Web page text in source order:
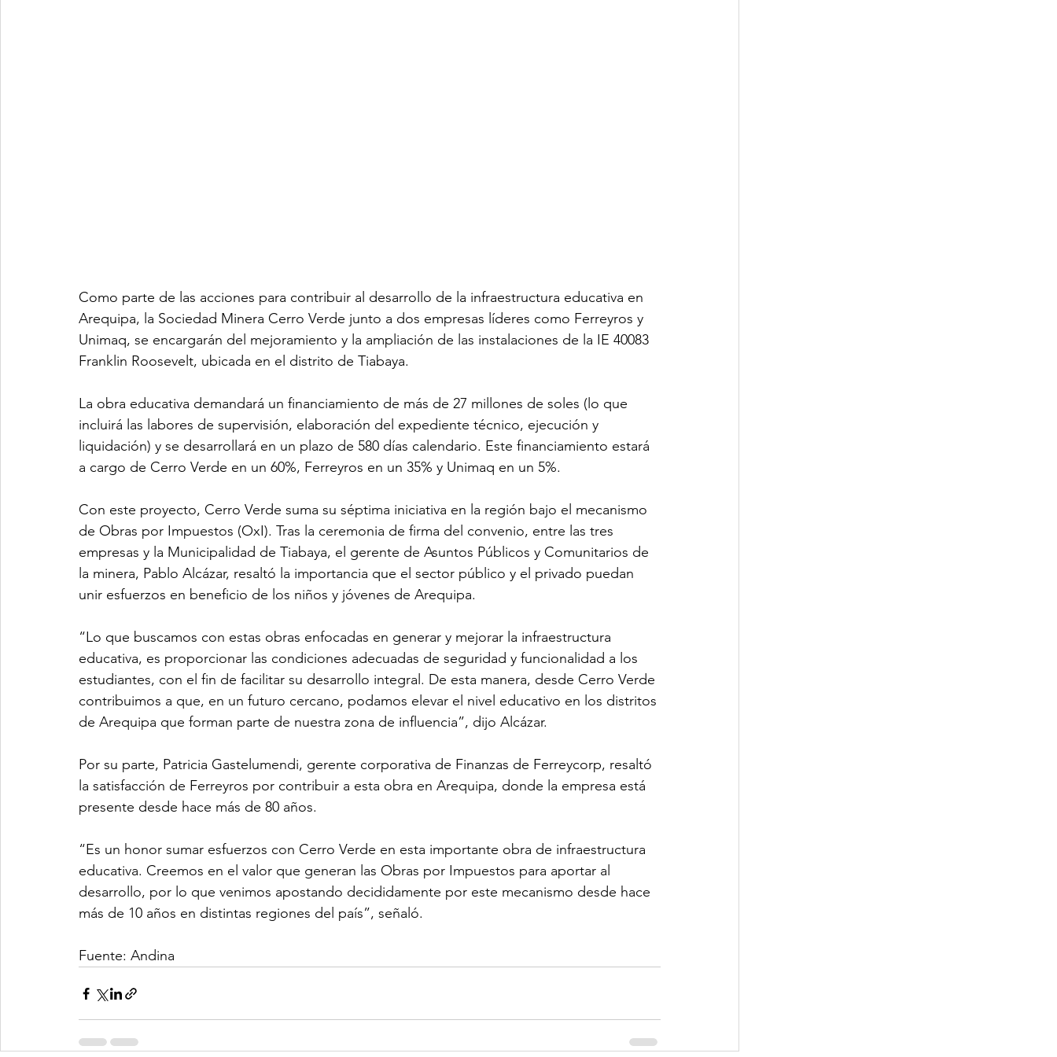
Como parte de las acciones para contribuir al desarrollo de la infraestructura educativa en
Arequipa, la Sociedad Minera Cerro Verde junto a dos empresas líderes como Ferreyros y
Unimaq, se encargarán del mejoramiento y la ampliación de las instalaciones de la IE 40083
Franklin Roosevelt, ubicada en el distrito de Tiabaya.
La obra educativa demandará un financiamiento de más de 27 millones de soles (lo que
incluirá las labores de supervisión, elaboración del expediente técnico, ejecución y
liquidación) y se desarrollará en un plazo de 580 días calendario. Este financiamiento estará
a cargo de Cerro Verde en un 60%, Ferreyros en un 35% y Unimaq en un 5%.
Con este proyecto, Cerro Verde suma su séptima iniciativa en la región bajo el mecanismo
de Obras por Impuestos (OxI). Tras la ceremonia de firma del convenio, entre las tres
empresas y la Municipalidad de Tiabaya, el gerente de Asuntos Públicos y Comunitarios de
la minera, Pablo Alcázar, resaltó la importancia que el sector público y el privado puedan
unir esfuerzos en beneficio de los niños y jóvenes de Arequipa.
“Lo que buscamos con estas obras enfocadas en generar y mejorar la infraestructura
educativa, es proporcionar las condiciones adecuadas de seguridad y funcionalidad a los
estudiantes, con el fin de facilitar su desarrollo integral. De esta manera, desde Cerro Verde
contribuimos a que, en un futuro cercano, podamos elevar el nivel educativo en los distritos
de Arequipa que forman parte de nuestra zona de influencia”, dijo Alcázar.
Por su parte, Patricia Gastelumendi, gerente corporativa de Finanzas de Ferreycorp, resaltó
la satisfacción de Ferreyros por contribuir a esta obra en Arequipa, donde la empresa está
presente desde hace más de 80 años.
“Es un honor sumar esfuerzos con Cerro Verde en esta importante obra de infraestructura
educativa. Creemos en el valor que generan las Obras por Impuestos para aportar al
desarrollo, por lo que venimos apostando decididamente por este mecanismo desde hace
más de 10 años en distintas regiones del país”, señaló.
Fuente: Andina